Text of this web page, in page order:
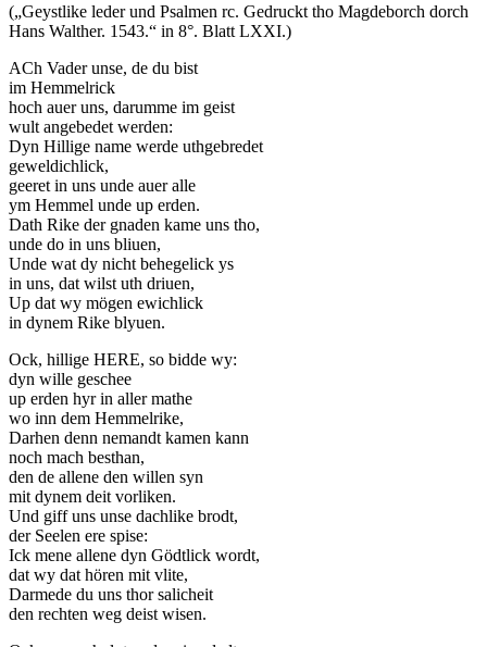
(„Geystlike leder und Psalmen rc. Gedruckt tho Magdeborch dorch
Hans Walther. 1543.“ in 8°. Blatt LXXI.)
ACh Vader unse, de du bist
im Hemmelrick
hoch auer uns, darumme im geist
wult angebedet werden:
Dyn Hillige name werde uthgebredet
geweldichlick,
geeret in uns unde auer alle
ym Hemmel unde up erden.
Dath Rike der gnaden kame uns tho,
unde do in uns bliuen,
Unde wat dy nicht behegelick ys
in uns, dat wilst uth driuen,
Up dat wy mögen ewichlick
in dynem Rike blyuen.
Ock, hillige HERE, so bidde wy:
dyn wille geschee
up erden hyr in aller mathe
wo inn dem Hemmelrike,
Darhen denn nemandt kamen kann
noch mach besthan,
den de allene den willen syn
mit dynem deit vorliken.
Und giff uns unse dachlike brodt,
der Seelen ere spise:
Ick mene allene dyn Gödtlick wordt,
dat wy dat hören mit vlite,
Darmede du uns thor salicheit
den rechten weg deist wisen.